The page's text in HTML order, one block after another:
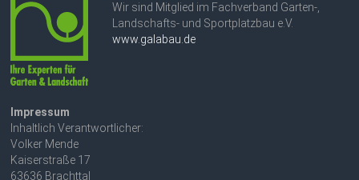
Wir sind Mitglied im Fachverband Garten-,
Landschafts- und Sportplatzbau e.V.
www.galabau.de
Impressum
Inhaltlich Verantwortlicher:
Volker Mende
Kaiserstraße 17
63636 Brachttal